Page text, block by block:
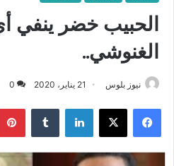
الحبيب خضر ينفي
الغنوشي..
نيوز بلوس 21 يناير، 2020 0
فيسبوك X لينكدإن